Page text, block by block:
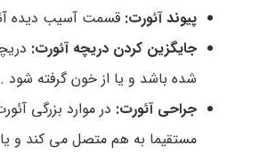
پیوند آئورت: قسمت آسیب دیده
جایگزین کردن دریچه آئورت:
شده باشد و یا از خون گرفته شود .
جراحی آئورت: در موارد بزرگی
مستقیما به هم متصل می کند و